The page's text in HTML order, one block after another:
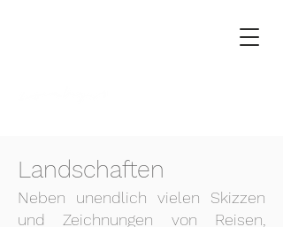
Landschaften
Neben unendlich vielen Skizzen
und Zeichnungen von Reisen,